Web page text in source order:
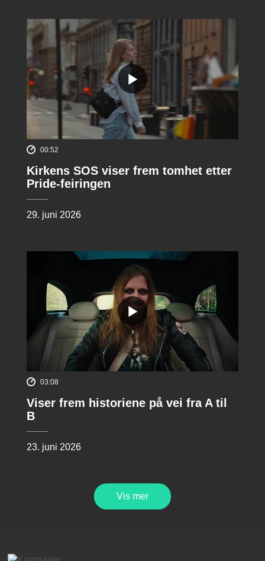
00:52
Kirkens SOS viser frem tomhet etter
Pride-feiringen
29. juni 2026
03:08
Viser frem historiene på vei fra A til
B
23. juni 2026
Vis mer